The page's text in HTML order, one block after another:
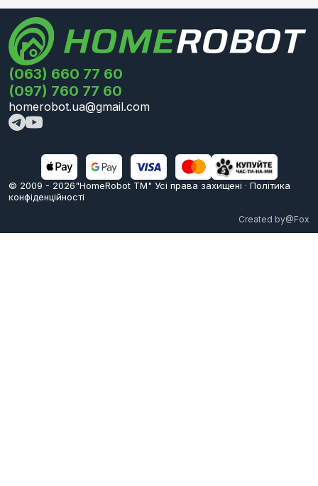
(063) 660 77 60
(097) 760 77 60
homerobot.ua@gmail.com
© 2009 - 2026"HomeRobot ТМ" Усi права захищені · Політика
конфіденційності
Created by@Fox